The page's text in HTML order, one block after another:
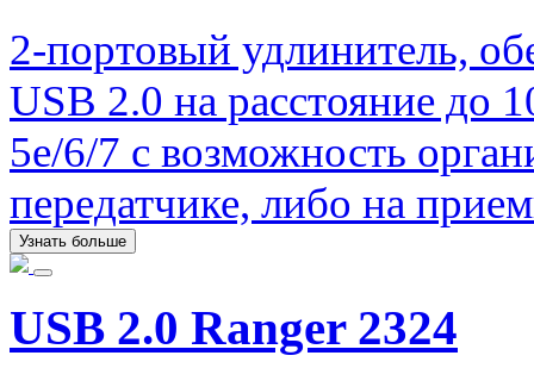
2-портовый удлинитель,
USB 2.0 на расстояние до
5e/6/7 с возможность
передатчике, либо на
Узнать больше
USB 2.0 Ranger 2324